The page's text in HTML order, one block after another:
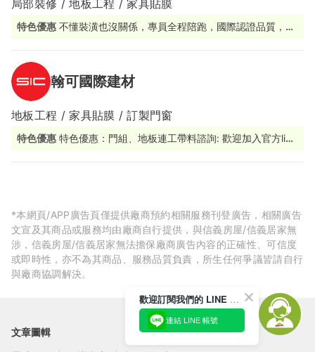
局部裝修 / 地板工程 / 家具貼膜
特色優惠 不懂裝潢也沒關係，專員全程陪跑，國際認證品質，讓
翰可國際建材
地板工程 / 家具貼膜 / 訂製門窗
特色優惠 特色優惠：門組、地板連工帶料諮詢: 歡迎加入官方line
*本網頁/APP廣告頁僅提供廠商預約相關服務刊登廣告，相關廣告
文宣及其商品或服務均由廠商自行提供，與信義房屋/信義居家無
涉，信義房屋/信義居家無法擔保廠商廣告內容的正確性、可信度
或即時性，亦不為其商品、服務品質負責，所生任何爭議皆請自行
與廠商協調解決。
文章圖輯
歡迎訂閱我們的 LINE 官方帳號
連結 LINE 帳號